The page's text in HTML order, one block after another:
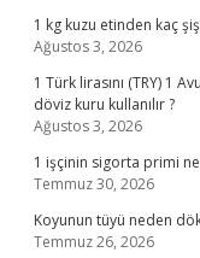
1 kg kuzu etinden kaç şiş
Ağustos 3, 2026
1 Türk lirasını (TRY) 1
döviz kuru kullanılır ?
Ağustos 3, 2026
1 işçinin sigorta primi
Temmuz 30, 2026
Koyunun tüyü neden
Temmuz 26, 2026